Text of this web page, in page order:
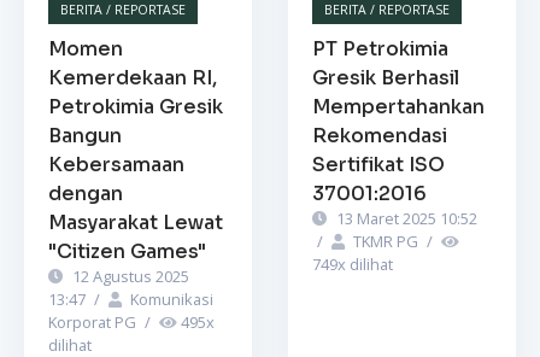
BERITA / REPORTASE
Momen
Kemerdekaan RI,
Petrokimia Gresik
Bangun
Kebersamaan
dengan
Masyarakat Lewat
"Citizen Games"
12 Agustus 2025
13:47 /
Komunikasi
Korporat PG / 495x
dilihat
BERITA / REPORTASE
PT Petrokimia
Gresik Berhasil
Mempertahankan
Rekomendasi
Sertifikat ISO
37001:2016
13 Maret 2025 10:52
/
TKMR PG /
749x dilihat